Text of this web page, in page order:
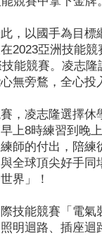
，以國手為目
2023亞洲技能
能競賽。凌志
無旁鶩，全心投
，凌志隆選擇
上8時練習到晚
師的付出，陪
全球頂尖好手
界」！
技能競賽「電
明迴路、插座